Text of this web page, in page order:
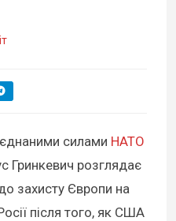
силами НАТО
Гринкевич розглядає
захисту Європи на
після того, як США